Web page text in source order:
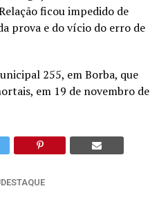
ficou impedido de
prova e do vício do erro de
255, em Borba, que
em 19 de novembro de
DESTAQUE